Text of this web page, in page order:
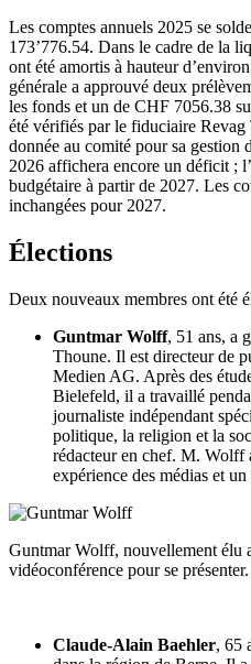
Les comptes annuels 2025 se
173’776.54. Dans le cadre de la
ont été amortis à hauteur
générale a approuvé deux
les fonds et un de CHF 7056.38
été vérifiés par le fiduciaire
donnée au comité pour sa gestion
2026 affichera encore un déficit ;
budgétaire à partir de 2027. Les
inchangées pour 2027.
Élections
Deux nouveaux membres ont été
Guntmar Wolff, 51 ans, a
Thoune. Il est directeur de
Medien AG. Après des
Bielefeld, il a travaillé
journaliste indépendant
politique, la religion et la
rédacteur en chef. M. Wolff
expérience des médias et
Guntmar Wolff, nouvellement élu
vidéoconférence pour se présenter.
Claude-Alain Baehler, 65